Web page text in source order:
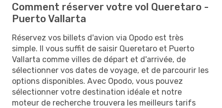
Comment réserver votre vol Queretaro -
Puerto Vallarta
Réservez vos billets d'avion via Opodo est très
simple. Il vous suffit de saisir Queretaro et Puerto
Vallarta comme villes de départ et d'arrivée, de
sélectionner vos dates de voyage, et de parcourir les
options disponibles. Avec Opodo, vous pouvez
sélectionner votre destination idéale et notre
moteur de recherche trouvera les meilleurs tarifs